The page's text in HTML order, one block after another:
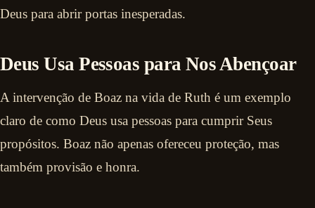
Deus para abrir portas inesperadas.
Deus Usa Pessoas para Nos Abençoar
A intervenção de Boaz na vida de Ruth é um exemplo
claro de como Deus usa pessoas para cumprir Seus
propósitos. Boaz não apenas ofereceu proteção, mas
também provisão e honra.